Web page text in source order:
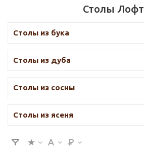
Столы Лофт
Столы из бука
Столы из дуба
Столы из сосны
Столы из ясеня